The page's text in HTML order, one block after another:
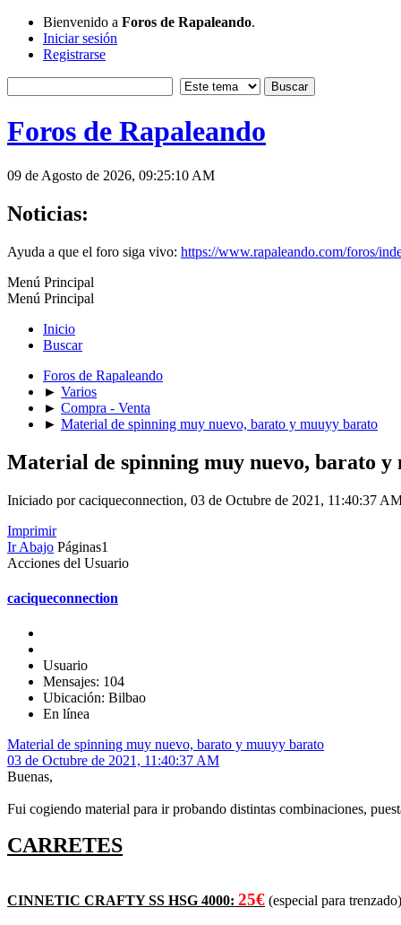
Bienvenido a Foros de Rapaleando.
Iniciar sesión
Registrarse
Foros de Rapaleando
09 de Agosto de 2026, 09:25:10 AM
Noticias:
Ayuda a que el foro siga vivo: https://www.rapaleando.com/foros/
Menú Principal
Menú Principal
Inicio
Buscar
Foros de Rapaleando
► Varios
► Compra - Venta
► Material de spinning muy nuevo, barato y muuyy barato
Material de spinning muy nuevo, barato y
Iniciado por caciqueconnection, 03 de Octubre de 2021, 11:40:37
Imprimir
Ir Abajo Páginas1
Acciones del Usuario
caciqueconnection
Usuario
Mensajes: 104
Ubicación: Bilbao
En línea
Material de spinning muy nuevo, barato y muuyy barato
03 de Octubre de 2021, 11:40:37 AM
Buenas,
Fui cogiendo material para ir probando distintas combinaciones,
CARRETES
CINNETIC CRAFTY SS HSG 4000: 25€ (especial para